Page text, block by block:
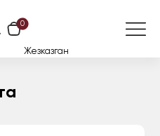
0
Жезказган